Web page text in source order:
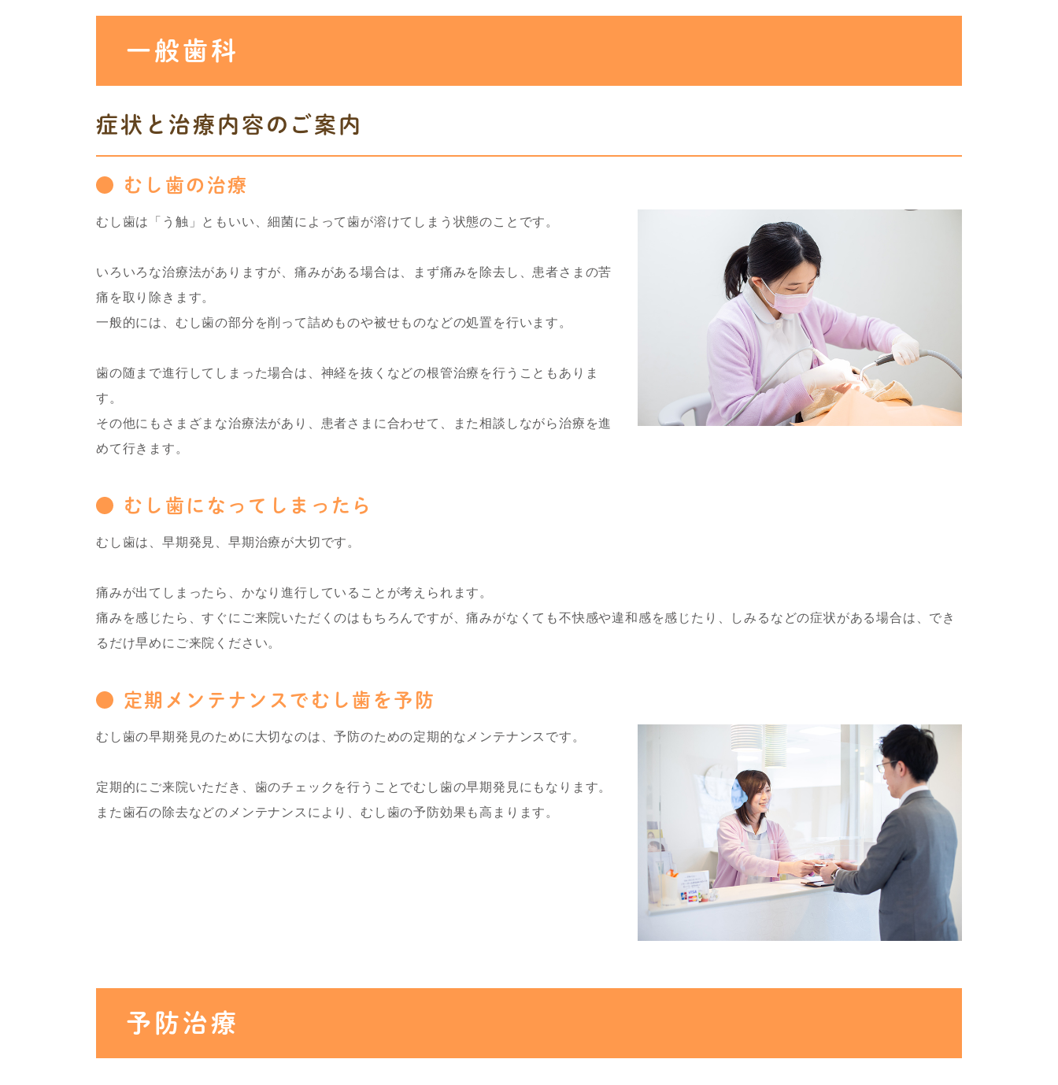
一般歯科
症状と治療内容のご案内
むし歯の治療
むし歯は「う触」ともいい、細菌によって歯が溶けてしまう状態のことです。
いろいろな治療法がありますが、痛みがある場合は、まず痛みを除去し、患者さまの苦
痛を取り除きます。
一般的には、むし歯の部分を削って詰めものや被せものなどの処置を行います。
歯の随まで進行してしまった場合は、神経を抜くなどの根管治療を行うこともありま
す。
その他にもさまざまな治療法があり、患者さまに合わせて、また相談しながら治療を進
めて行きます。
むし歯になってしまったら
むし歯は、早期発見、早期治療が大切です。
痛みが出てしまったら、かなり進行していることが考えられます。
痛みを感じたら、すぐにご来院いただくのはもちろんですが、痛みがなくても不快感や違和感を感じたり、しみるなどの症状がある場合は、でき
るだけ早めにご来院ください。
定期メンテナンスでむし歯を予防
むし歯の早期発見のために大切なのは、予防のための定期的なメンテナンスです。
定期的にご来院いただき、歯のチェックを行うことでむし歯の早期発見にもなります。
また歯石の除去などのメンテナンスにより、むし歯の予防効果も高まります。
予防治療